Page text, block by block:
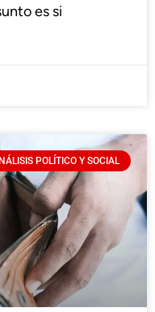
es si
POLÍTICO Y SOCIAL